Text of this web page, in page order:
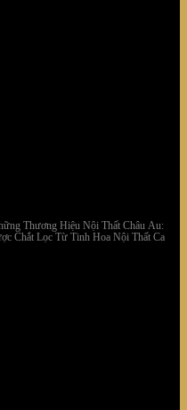
Thương Hiệu Nội Thất Châu Âu:
Chắt Lọc Từ Tinh Hoa Nội Thất Cao